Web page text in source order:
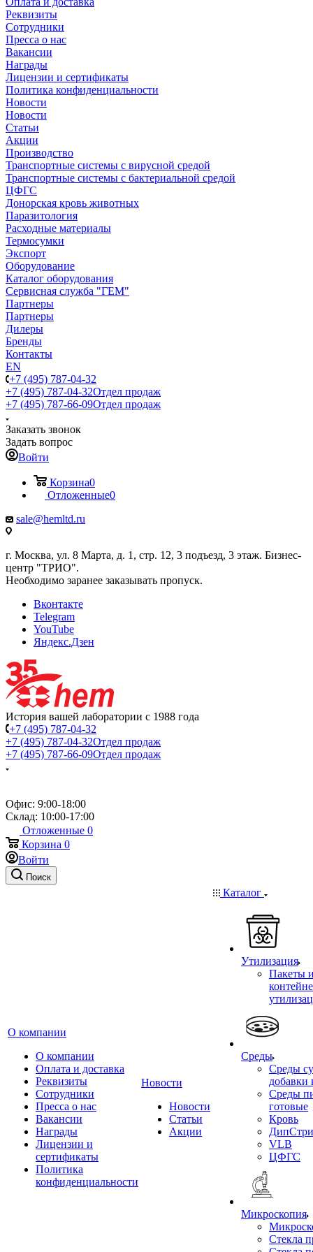
Реквизиты
Сотрудники
Пресса о нас
Вакансии
Награды
Лицензии и сертификаты
Политика конфиденциальности
Новости
Новости
Статьи
Акции
Производство
Транспортные системы с вирусной средой
Транспортные системы с бактериальной средой
ЦФГС
Донорская кровь животных
Паразитология
Расходные материалы
Термосумки
Экспорт
Оборудование
Каталог оборудования
Сервисная служба "ГЕМ"
Партнеры
Партнеры
Дилеры
Бренды
Контакты
EN
+7 (495) 787-04-32
+7 (495) 787-04-32Отдел продаж
+7 (495) 787-66-09Отдел продаж
Заказать звонок
Задать вопрос
Войти
Корзина0
Отложенные0
sale@hemltd.ru
г. Москва, ул. 8 Марта, д. 1, стр. 12, 3 подъезд, 3 этаж. Бизнес-
центр "ТРИО".
Необходимо заранее заказывать пропуск.
Вконтакте
Telegram
YouTube
Яндекс.Дзен
История вашей лаборатории с 1988 года
+7 (495) 787-04-32
+7 (495) 787-04-32Отдел продаж
+7 (495) 787-66-09Отдел продаж
Офис: 9:00-18:00
Склад: 10:00-17:00
Отложенные 0
Корзина 0
Войти
Поиск
О компании
О компании
Оплата и доставка
Реквизиты
Сотрудники
Пресса о нас
Вакансии
Награды
Лицензии и
сертификаты
Политика
конфиденциальности
Новости
Новости
Статьи
Акции
Каталог
Утилизация
Пакеты
Среды
Среды
добавки
Среды
готовые
Кровь
VLB
ЦФГС
Микроскопия
Стекла